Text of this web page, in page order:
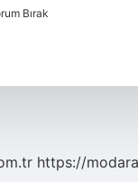
Bırak
https://